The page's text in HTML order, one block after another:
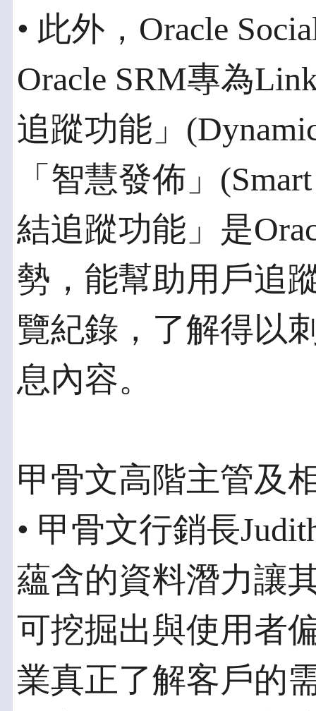
• 此外，Oracle
Oracle SRM專為
追蹤功能」
「智慧發佈」
結追蹤功能」是
勢，能幫助用戶追
覽紀錄，了解得以
息內容。
甲骨文高階主管及
• 甲骨文行銷長
蘊含的資料潛力讓
可挖掘出與使用者
業真正了解客戶的